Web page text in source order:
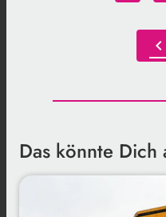
chevron_left
Das könnte Dich